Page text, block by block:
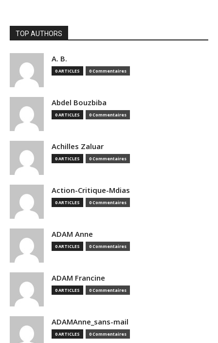
TOP AUTHORS
A. B.
0 ARTICLES 0 Commentaires
Abdel Bouzbiba
0 ARTICLES 0 Commentaires
Achilles Zaluar
0 ARTICLES 0 Commentaires
Action-Critique-Mdias
0 ARTICLES 0 Commentaires
ADAM Anne
0 ARTICLES 0 Commentaires
ADAM Francine
0 ARTICLES 0 Commentaires
ADAMAnne_sans-mail
0 ARTICLES 0 Commentaires